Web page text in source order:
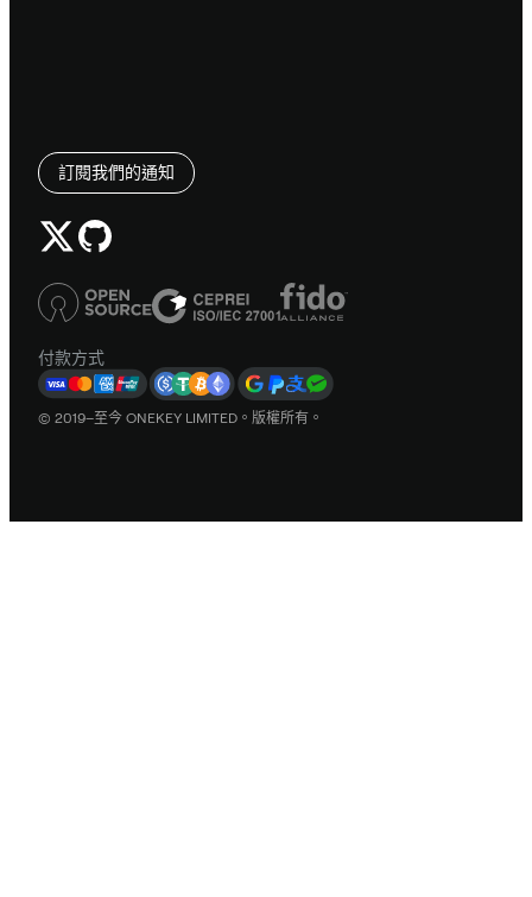
訂閱我們的通知
付款方式
© 2019–至今 ONEKEY LIMITED。版權所有。